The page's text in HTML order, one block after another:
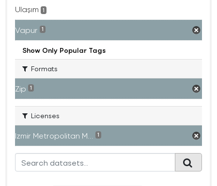
Ulaşım 1
Vapur 1
Show Only Popular Tags
Formats
Zip 1
Licenses
Izmir Metropolitan M... 1